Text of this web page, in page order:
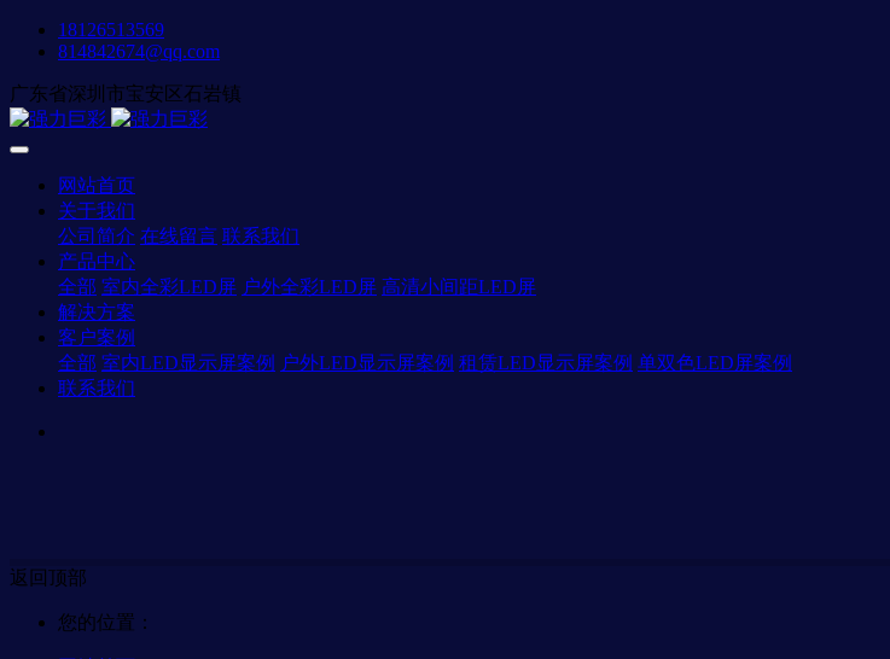
18126513569
814842674@qq.com
广东省深圳市宝安区石岩镇
网站首页
关于我们
公司简介 在线留言 联系我们
产品中心
全部 室内全彩LED屏 户外全彩LED屏 高清小间距LED屏
解决方案
客户案例
全部 室内LED显示屏案例 户外LED显示屏案例 租赁LED显示屏案例 单双色LED屏案例
联系我们
返回顶部
您的位置：